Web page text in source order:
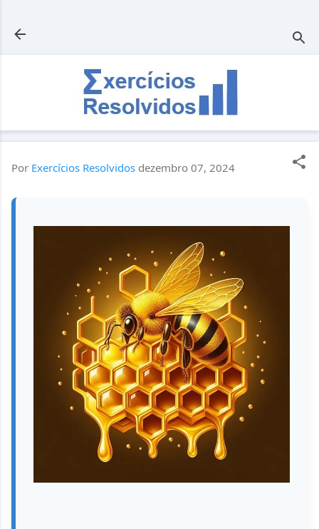
Por Exercícios Resolvidos dezembro 07, 2024